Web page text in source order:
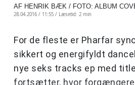
AF HENRIK BÆK / FOTO: ALBUM
28.04.2016 / 11:55 / Læsetid: 2 min
For de fleste er Pharfar
sikkert og energifyldt
nye seks tracks ep med
fortsætter, hvor